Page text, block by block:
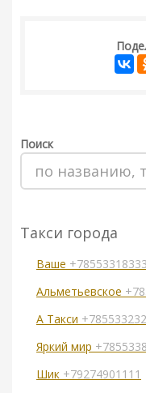
Поиск
Такси города
Ваше +78553318333
Альметьевское
А Такси
Яркий мир
Шик +79274901111